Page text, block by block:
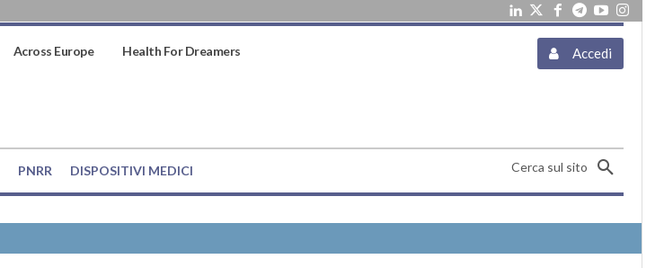
Across Europe Health For Dreamers Accedi
PNRR DISPOSITIVI MEDICI Cerca sul sito